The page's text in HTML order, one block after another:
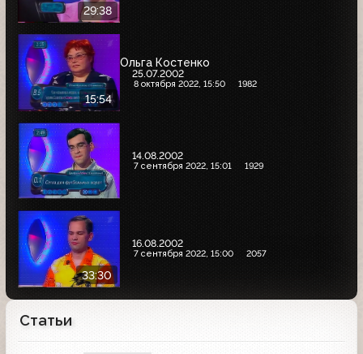
29:38
15:54
Ольга Костенко
25.07.2002
8 октября 2022, 15:50 1982
14.08.2002
7 сентября 2022, 15:01 1929
33:30
16.08.2002
7 сентября 2022, 15:00 2057
Статьи